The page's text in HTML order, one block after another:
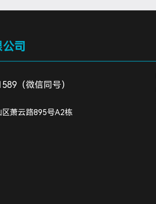
司
（微信同号）
区萧云路895号A2栋